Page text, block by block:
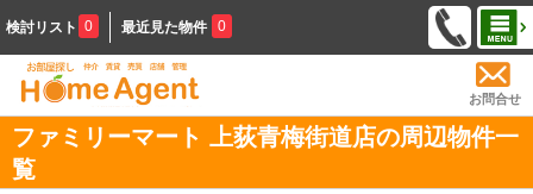
検討リスト 0 最近見た物件 0
お問合せ
ファミリーマート 上荻青梅街道店の周辺物件一
覧